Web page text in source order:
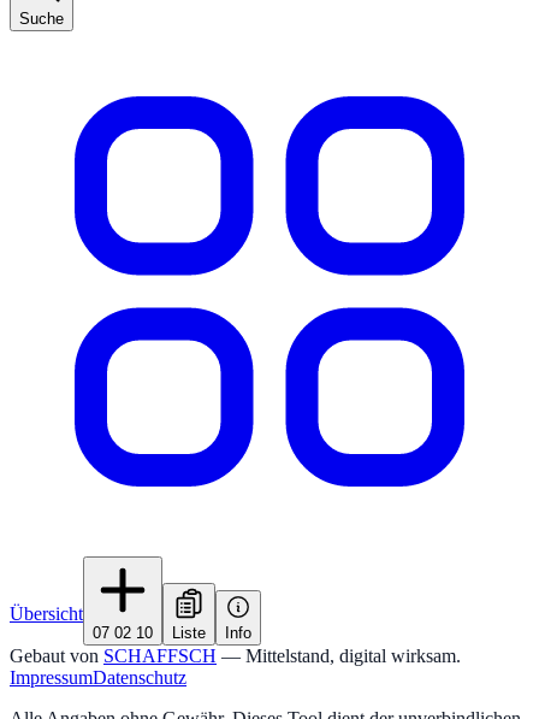
Suche
Übersicht
07 02 10 Liste Info
Gebaut von SCHAFFSCH — Mittelstand, digital wirksam.
ImpressumDatenschutz